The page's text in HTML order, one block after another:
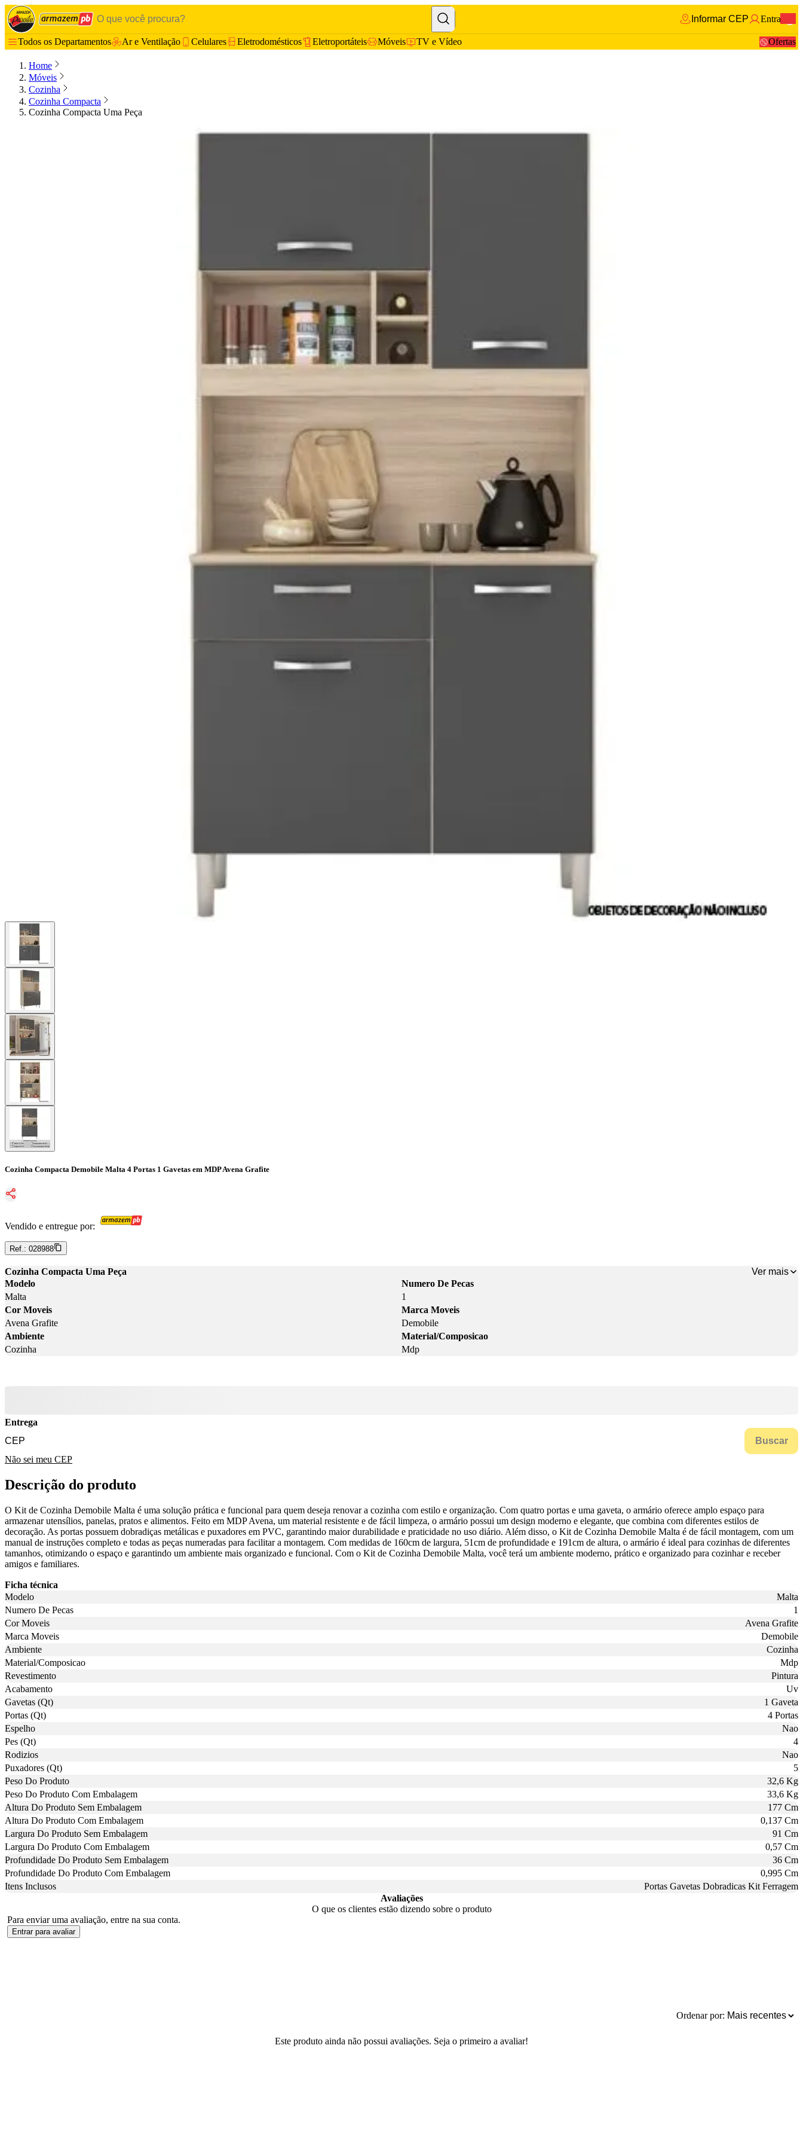
Informar CEP Entrar
Todos os Departamentos Ar e Ventilação Celulares Eletrodomésticos Eletroportáteis Móveis TV e Vídeo Ofertas
Home
Móveis
Cozinha
Cozinha Compacta
Cozinha Compacta Uma Peça
Cozinha Compacta Demobile Malta 4 Portas 1 Gavetas em MDP Avena Grafite
Vendido e entregue por:
Ref.: 028988
Cozinha Compacta Uma Peça
Ver mais
Modelo
Malta
Numero De Pecas
1
Cor Moveis
Avena Grafite
Marca Moveis
Demobile
Ambiente
Cozinha
Material/Composicao
Mdp
Entrega
Buscar
Não sei meu CEP
Descrição do produto
O Kit de Cozinha Demobile Malta é uma solução prática e funcional para quem deseja renovar a cozinha com estilo e organização. Com quatro portas e uma gaveta, o armário oferece amplo espaço para
armazenar utensílios, panelas, pratos e alimentos. Feito em MDP Avena, um material resistente e de fácil limpeza, o armário possui um design moderno e elegante, que combina com diferentes estilos de
decoração. As portas possuem dobradiças metálicas e puxadores em PVC, garantindo maior durabilidade e praticidade no uso diário. Além disso, o Kit de Cozinha Demobile Malta é de fácil montagem, com um
manual de instruções completo e todas as peças numeradas para facilitar a montagem. Com medidas de 160cm de largura, 51cm de profundidade e 191cm de altura, o armário é ideal para cozinhas de diferentes
tamanhos, otimizando o espaço e garantindo um ambiente mais organizado e funcional. Com o Kit de Cozinha Demobile Malta, você terá um ambiente moderno, prático e organizado para cozinhar e receber
amigos e familiares.
Ficha técnica
Modelo
Malta
Numero De Pecas
1
Cor Moveis
Avena Grafite
Marca Moveis
Demobile
Ambiente
Cozinha
Material/Composicao
Mdp
Revestimento
Pintura
Acabamento
Uv
Gavetas (Qt)
1 Gaveta
Portas (Qt)
4 Portas
Espelho
Nao
Pes (Qt)
4
Rodizios
Nao
Puxadores (Qt)
5
Peso Do Produto
32,6 Kg
Peso Do Produto Com Embalagem
33,6 Kg
Altura Do Produto Sem Embalagem
177 Cm
Altura Do Produto Com Embalagem
0,137 Cm
Largura Do Produto Sem Embalagem
91 Cm
Largura Do Produto Com Embalagem
0,57 Cm
Profundidade Do Produto Sem Embalagem
36 Cm
Profundidade Do Produto Com Embalagem
0,995 Cm
Itens Inclusos
Portas Gavetas Dobradicas Kit Ferragem
Avaliações
O que os clientes estão dizendo sobre o produto
Para enviar uma avaliação, entre na sua conta.
Entrar para avaliar
Ordenar por:
Este produto ainda não possui avaliações. Seja o primeiro a avaliar!